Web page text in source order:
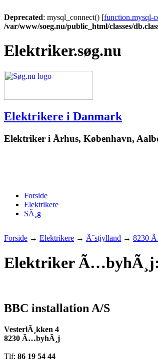
Deprecated: mysql_connect() [function.mysql-
/var/www/soeg.nu/public_html/classes/
Elektriker.søg.nu
Elektrikere i Danmark
Elektriker i Århus, København,
Forside
Elektrikere
SÃ¸g
Forside → Elektrikere → Ã˜stjylland → 8230
Elektriker Ã…byhÃ¸j:
BBC installation A/S
VesterlÃ¸kken 4
8230 Ã…byhÃ¸j
Tlf: 86 19 54 44